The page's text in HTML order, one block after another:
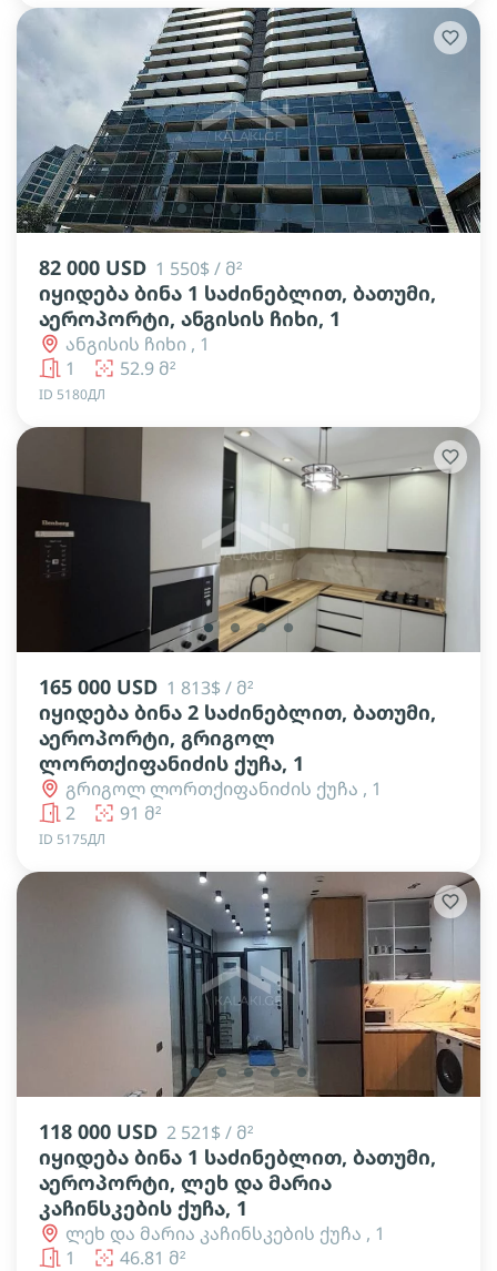
lens lens lens lens lens lens
82 000 USD 1 550$ / მ²
იყიდება ბინა 1 საძინებლით, ბათუმი,
აეროპორტი, ანგისის ჩიხი, 1
ანგისის ჩიხი , 1
1
52.9 მ²
ID 5180ДЛ
lens lens lens lens
165 000 USD 1 813$ / მ²
იყიდება ბინა 2 საძინებლით, ბათუმი,
აეროპორტი, გრიგოლ
ლორთქიფანიძის ქუჩა, 1
გრიგოლ ლორთქიფანიძის ქუჩა , 1
2
91 მ²
ID 5175ДЛ
lens lens lens lens lens
118 000 USD 2 521$ / მ²
იყიდება ბინა 1 საძინებლით, ბათუმი,
აეროპორტი, ლეხ და მარია
კაჩინსკების ქუჩა, 1
ლეხ და მარია კაჩინსკების ქუჩა , 1
1
46.81 მ²